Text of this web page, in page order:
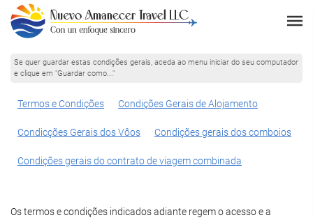
Se quer guardar estas condições gerais, aceda ao menu iniciar do seu computador
e clique em "Guardar como..."
Termos e Condições Condições Gerais de Alojamento
Condicções Gerais dos Vôos Condições gerais dos comboios
Condições gerais do contrato de viagem combinada
Os termos e condições indicados adiante regem o acesso e a